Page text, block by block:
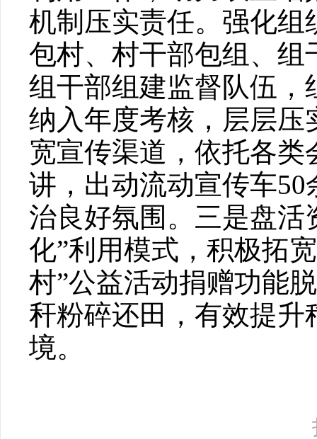
机制压实责任。强化
包村、村干部包组、组
组干部组建监督队伍
纳入年度考核，层层
宽宣传渠道，依托各
讲，出动流动宣传车
治良好氛围。三是盘活
化”利用模式，积极拓
村”公益活动捐赠功能
秆粉碎还田，有效提
境。